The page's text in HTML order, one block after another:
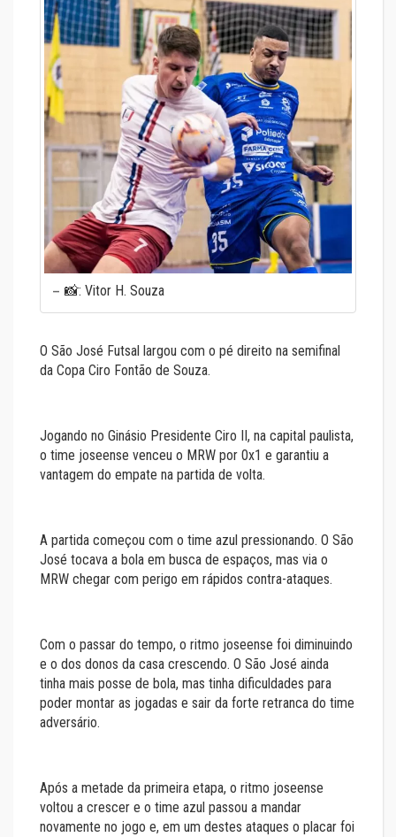
📸: Vitor H. Souza
O São José Futsal largou com o pé direito na semifinal
da Copa Ciro Fontão de Souza.
Jogando no Ginásio Presidente Ciro II, na capital paulista,
o time joseense venceu o MRW por 0x1 e garantiu a
vantagem do empate na partida de volta.
A partida começou com o time azul pressionando. O São
José tocava a bola em busca de espaços, mas via o
MRW chegar com perigo em rápidos contra-ataques.
Com o passar do tempo, o ritmo joseense foi diminuindo
e o dos donos da casa crescendo. O São José ainda
tinha mais posse de bola, mas tinha dificuldades para
poder montar as jogadas e sair da forte retranca do time
adversário.
Após a metade da primeira etapa, o ritmo joseense
voltou a crescer e o time azul passou a mandar
novamente no jogo e, em um destes ataques o placar foi